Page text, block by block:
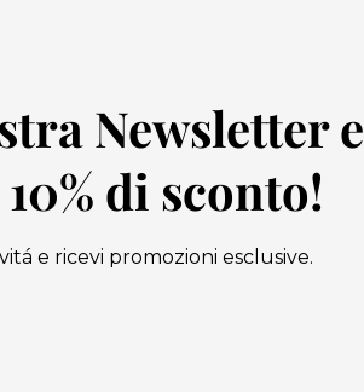
Newsletter e
di sconto!
e ricevi promozioni esclusive.